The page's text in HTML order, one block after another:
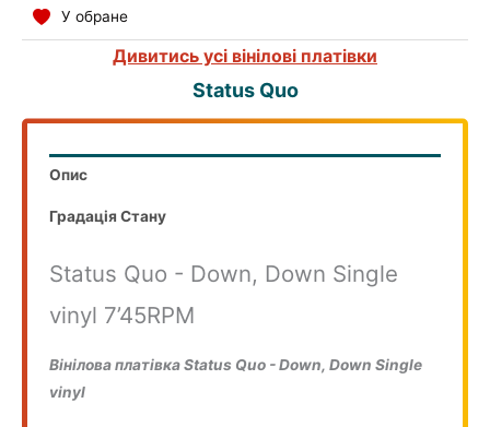
У обране
Дивитись усі вінілові платівки
Status Quo
Опис
Градація Стану
Status Quo - Down, Down Single
vinyl 7’45RPM
Вінілова платівка Status Quo - Down, Down Single
vinyl